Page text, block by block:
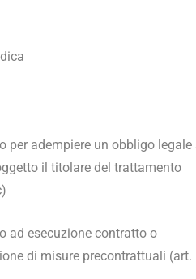
per adempiere un obbligo legale
il titolare del trattamento
ad esecuzione contratto o
di misure precontrattuali (art.